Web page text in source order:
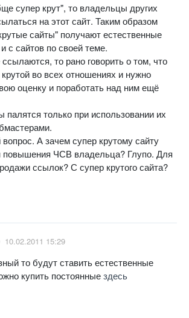
супер крут", то владельцы других
на этот сайт. Таким образом
сайты" получают естественные
с сайтов по своей теме.
то рано говорить о том, что
во всех отношениях и нужно
оценку и поработать над ним ещё
палятся только при использовании их
А зачем супер крутому сайту
повышения ЧСВ владельца? Глупо. Для
ссылок? С супер крутого сайта?
10.02.2011 15:29
то будут ставить естественные
купить постоянныездесь